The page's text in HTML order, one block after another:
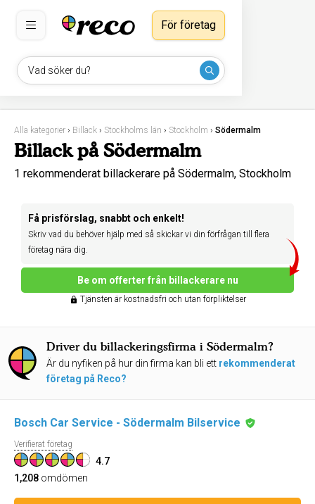
Vad söker du?
För företag
Alla kategorier › Billack › Stockholms län › Stockholm › Södermalm
Billack på Södermalm
1 rekommenderat billackerare på Södermalm, Stockholm
Få prisförslag, snabbt och enkelt!
Skriv vad du behöver hjälp med så skickar vi din förfrågan till flera
företag nära dig.
Be om offerter från billackerare nu
Tjänsten är kostnadsfri och utan förpliktelser
Driver du billackeringsfirma i Södermalm?
Är du nyfiken på hur din firma kan bli ett rekommenderat
företag på Reco?
Bosch Car Service - Södermalm Bilservice
Verifierat företag
4.7
1,208 omdömen